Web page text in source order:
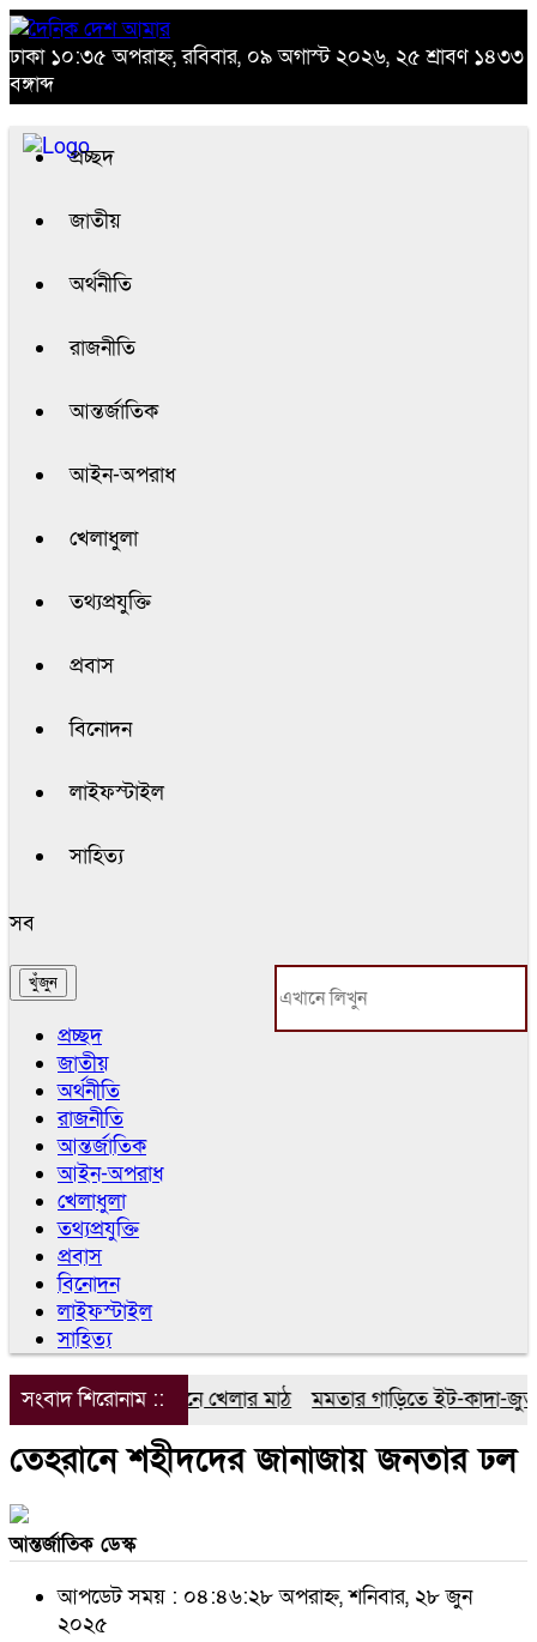
ঢাকা ১০:৩৫ অপরাহ্ন, রবিবার, ০৯ অগাস্ট ২০২৬, ২৫ শ্রাবণ ১৪৩৩
বঙ্গাব্দ
প্রচ্ছদ
জাতীয়
অর্থনীতি
রাজনীতি
আন্তর্জাতিক
আইন-অপরাধ
খেলাধুলা
তথ্যপ্রযুক্তি
প্রবাস
বিনোদন
লাইফস্টাইল
সাহিত্য
সব
প্রচ্ছদ
জাতীয়
অর্থনীতি
রাজনীতি
আন্তর্জাতিক
আইন-অপরাধ
খেলাধুলা
তথ্যপ্রযুক্তি
প্রবাস
বিনোদন
লাইফস্টাইল
সাহিত্য
সংবাদ শিরোনাম ::
২৪ ইউনিয়নে খেলার মাঠ মমতার গাড়িতে ইট-কাদা-জুতা
তেহরানে শহীদদের জানাজায় জনতার ঢল
আন্তর্জাতিক ডেস্ক
আপডেট সময় : ০৪:৪৬:২৮ অপরাহ্ন, শনিবার, ২৮ জুন
২০২৫